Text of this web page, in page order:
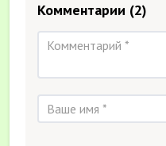
Комментарии (2)